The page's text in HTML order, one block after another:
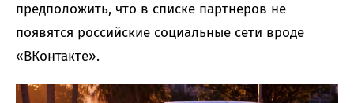
предположить, что в списке партнеров не
появятся российские социальные сети вроде
«ВКонтакте».